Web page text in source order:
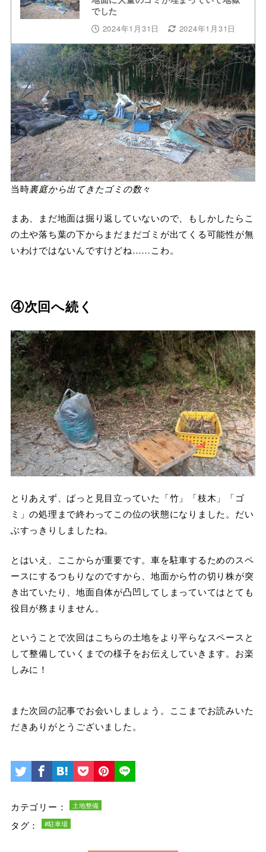
でした
2024年1月31日 2024年1月31日
当時裏庭から出てきたゴミの数々
まあ、まだ地面は掘り返していないので、もしかしたらこ
の土や落ち葉の下からまだまだゴミが出てくる可能性が無
いわけではないんですけどね……こわ。
④次回へ続く
とりあえず、ぱっと見目立っていた「竹」「枝木」「ゴ
ミ」の処理まで終わってこの位の状態になりました。だい
ぶすっきりしましたね。
とはいえ、ここからが重要です。車を駐車するためのスペ
ースにするつもりなのですから、地面から竹の切り株が突
き出ていたり、地面自体が凸凹してしまっていてはとても
役目が務まりません。
ということで次回はこちらの土地をより平らなスペースと
して整備していくまでの様子をお伝えしていきます。お楽
しみに！
また次回の記事でお会いしましょう。ここまでお読みいた
だきありがとうございました。
カテゴリー： 土地整備
タグ： #駐車場